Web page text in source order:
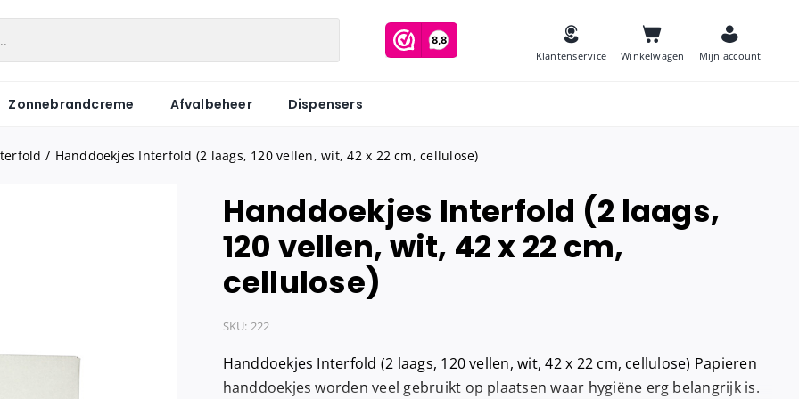
Klantenservice Winkelwagen Mijn account
Hygiënezakjes
Maandverband
Tampons
Hygienezakjes houder
Zeep
Babyverschoontafels
Industriepapier
Onderzoeksbankrollen
Keukenrol
Zonnebrandcreme Afvalbeheer Dispensers
Handdoekjes Interfold (2 laags, 120 vellen, wit, 42 x 22 cm, cellulose)
Handdoekjes Interfold (2 laags,
120 vellen, wit, 42 x 22 cm,
cellulose)
SKU: 222
Handdoekjes Interfold (2 laags, 120 vellen, wit, 42 x 22 cm, cellulose) Papieren
handdoekjes worden veel gebruikt op plaatsen waar hygiëne erg belangrijk is.